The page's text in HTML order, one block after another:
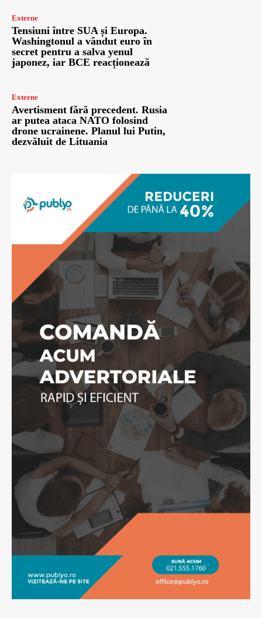
Externe
Tensiuni între SUA și Europa.
Washingtonul a vândut euro în
secret pentru a salva yenul
japonez, iar BCE reacționează
Externe
Avertisment fără precedent. Rusia
ar putea ataca NATO folosind
drone ucrainene. Planul lui Putin,
dezvăluit de Lituania